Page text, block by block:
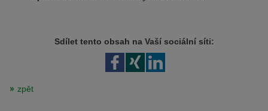
Sdílet tento obsah na Vaší sociální síti:
zpět